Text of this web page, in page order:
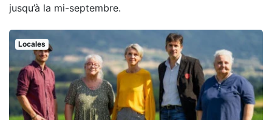
jusqu’à la mi-septembre.
Locales